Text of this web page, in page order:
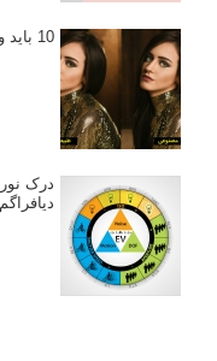
10 باید و نباید در روتوش عکس ها